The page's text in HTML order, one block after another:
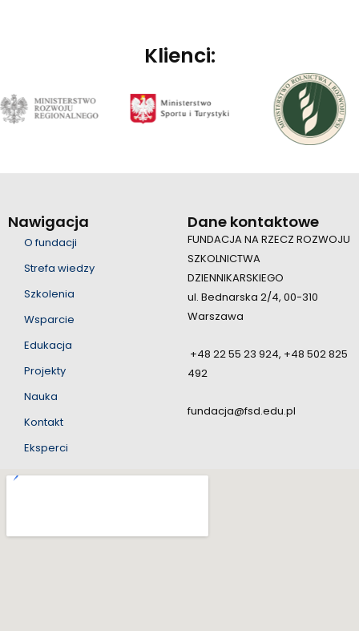
Klienci:
Nawigacja
O fundacji
Strefa wiedzy
Szkolenia
Wsparcie
Edukacja
Projekty
Nauka
Kontakt
Eksperci
Dane kontaktowe
FUNDACJA NA RZECZ ROZWOJU
SZKOLNICTWA
DZIENNIKARSKIEGO
ul. Bednarska 2/4, 00-310
Warszawa
+48 22 55 23 924, +48 502 825
492
fundacja@fsd.edu.pl